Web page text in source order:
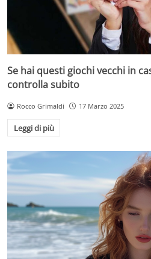
Se hai questi giochi vecchi in
controlla subito
Rocco Grimaldi 17 Marzo 2025
Leggi di più